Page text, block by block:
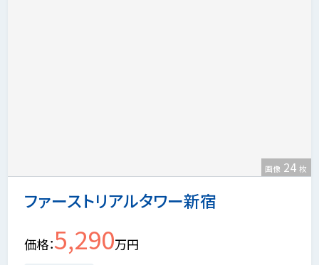
ファーストリアルタワー新宿
画像 24 枚
価格 5,290万円